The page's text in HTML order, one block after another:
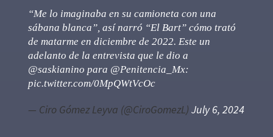
“Me lo imaginaba en su camioneta con una
sábana blanca”, así narró “El Bart” cómo trató
de matarme en diciembre de 2022. Este un
adelanto de la entrevista que le dio a
@saskianino para @Penitencia_Mx:
pic.twitter.com/0MpQWtVcOc
— Ciro Gómez Leyva (@CiroGomezL) July 6, 2024